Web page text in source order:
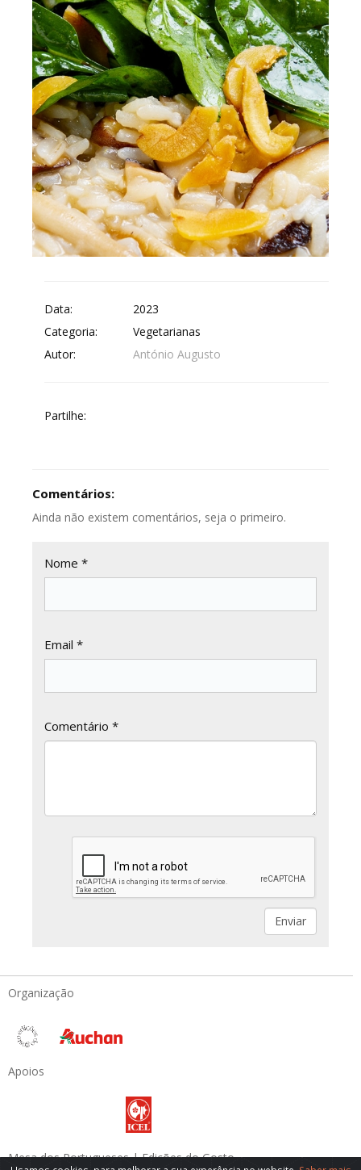
Data:
2023
Categoria:
Vegetarianas
Autor:
António Augusto
Partilhe:
Comentários:
Ainda não existem comentários, seja o primeiro.
Nome *
Email *
Comentário *
Organização
Apoios
Mesa dos Portugueses | Edições do Gosto